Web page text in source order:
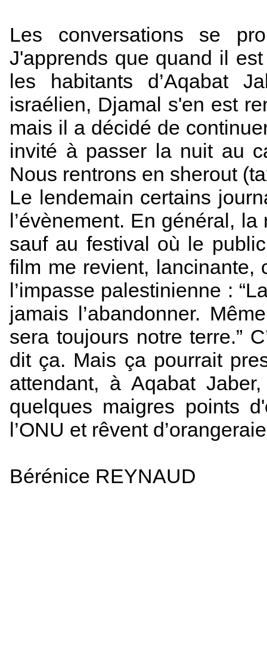
Les conversations se
J'apprends que quand il
les habitants d’Aqabat
israélien, Djamal s'en est
mais il a décidé de
invité à passer la nuit au
Nous rentrons en sherout
Le lendemain certains
l’évènement. En général,
sauf au festival où le
film me revient, lancinante,
l’impasse palestinienne :
jamais l’abandonner.
sera toujours notre terre.”
dit ça. Mais ça pourrait
attendant, à Aqabat
quelques maigres points
l’ONU et rêvent
Bérénice REYNAUD